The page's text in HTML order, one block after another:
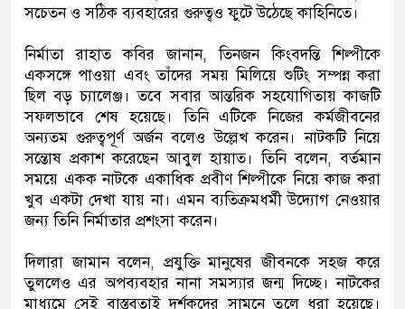
সচেতন ও সঠিক ব্যবহারের গুরুত্বও ফুটে উঠেছে কাহিনিতে।
নির্মাতা রাহাত কবির জানান, তিনজন কিংবদন্তি শিল্পীকে
একসঙ্গে পাওয়া এবং তাঁদের সময় মিলিয়ে শুটিং সম্পন্ন করা
ছিল বড় চ্যালেঞ্জ। তবে সবার আন্তরিক সহযোগিতায় কাজটি
সফলভাবে শেষ হয়েছে। তিনি এটিকে নিজের কর্মজীবনের
অন্যতম গুরুত্বপূর্ণ অর্জন বলেও উল্লেখ করেন। নাটকটি নিয়ে
সন্তোষ প্রকাশ করেছেন আবুল হায়াত। তিনি বলেন, বর্তমান
সময়ে একক নাটকে একাধিক প্রবীণ শিল্পীকে নিয়ে কাজ করা
খুব একটা দেখা যায় না। এমন ব্যতিক্রমধর্মী উদ্যোগ নেওয়ার
জন্য তিনি নির্মাতার প্রশংসা করেন।
দিলারা জামান বলেন, প্রযুক্তি মানুষের জীবনকে সহজ করে
তুললেও এর অপব্যবহার নানা সমস্যার জন্ম দিচ্ছে। নাটকের
মাধ্যমে সেই বাস্তবতাই দর্শকদের সামনে তুলে ধরা হয়েছে।